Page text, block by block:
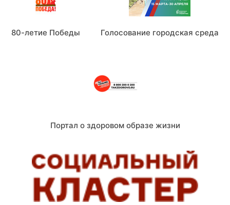
80-летие Победы Голосование городская среда
Портал о здоровом образе жизни